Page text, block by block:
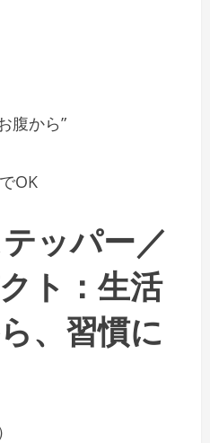
腹から”
OK
ッパー／
ト ：生活
、習慣に